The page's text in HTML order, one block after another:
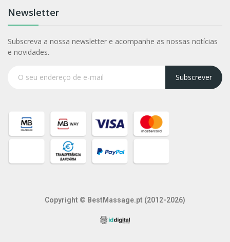
Newsletter
Subscreva a nossa newsletter e acompanhe as nossas notícias
e novidades.
Subscrever
Copyright © BestMassage.pt (2012-2026)